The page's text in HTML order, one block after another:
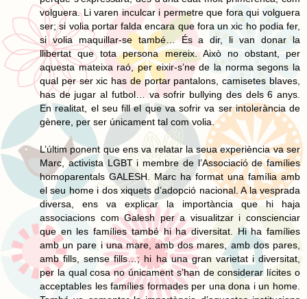
volguera. Li varen inculcar i permetre que fora qui volguera
ser; si volia portar falda encara que fora un xic ho podia fer,
si volia maquillar-se també… És a dir, li van donar la
llibertat que tota persona mereix. Això no obstant, per
aquesta mateixa raó, per eixir-s’ne de la norma segons la
qual per ser xic has de portar pantalons, camisetes blaves,
has de jugar al futbol… va sofrir bullying des dels 6 anys.
En realitat, el seu fill el que va sofrir va ser intolerància de
gènere, per ser únicament tal com volia.
L’últim ponent que ens va relatar la seua experiència va ser
Marc, activista LGBT i membre de l’Associació de famílies
homoparentals GALESH. Marc ha format una família amb
el seu home i dos xiquets d’adopció nacional. A la vesprada
diversa, ens va explicar la importància que hi haja
associacions com Galesh per a visualitzar i conscienciar
que en les famílies també hi ha diversitat. Hi ha famílies
amb un pare i una mare, amb dos mares, amb dos pares,
amb fills, sense fills…; hi ha una gran varietat i diversitat,
per la qual cosa no únicament s’han de considerar lícites o
acceptables les famílies formades per una dona i un home.